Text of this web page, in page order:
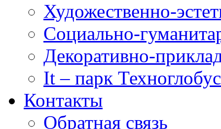
Художественно-
Социально-
Декоративно-
It – парк Техноглобус
Контакты
Обратная связь